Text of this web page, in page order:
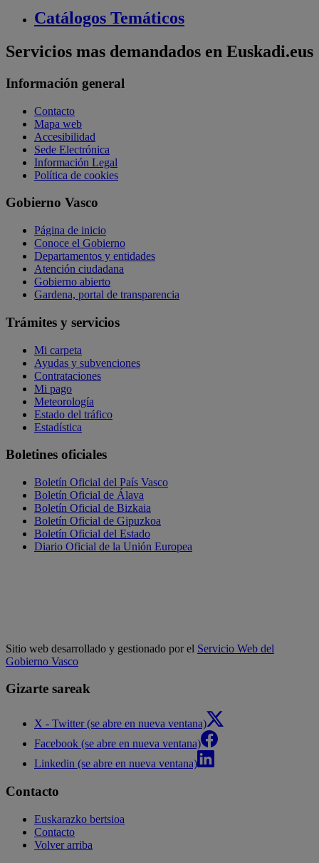
Catálogos Temáticos
Servicios mas demandados en Euskadi.eus
Información general
Contacto
Mapa web
Accesibilidad
Sede Electrónica
Información Legal
Política de cookies
Gobierno Vasco
Página de inicio
Conoce el Gobierno
Departamentos y entidades
Atención ciudadana
Gobierno abierto
Gardena, portal de transparencia
Trámites y servicios
Mi carpeta
Ayudas y subvenciones
Contrataciones
Mi pago
Meteorología
Estado del tráfico
Estadística
Boletines oficiales
Boletín Oficial del País Vasco
Boletín Oficial de Álava
Boletín Oficial de Bizkaia
Boletín Oficial de Gipuzkoa
Boletín Oficial del Estado
Diario Oficial de la Unión Europea
Sitio web desarrollado y gestionado por el Servicio Web del
Gobierno Vasco
Gizarte sareak
X - Twitter (se abre en nueva ventana)
Facebook (se abre en nueva ventana)
Linkedin (se abre en nueva ventana)
Contacto
Euskarazko bertsioa
Contacto
Volver arriba